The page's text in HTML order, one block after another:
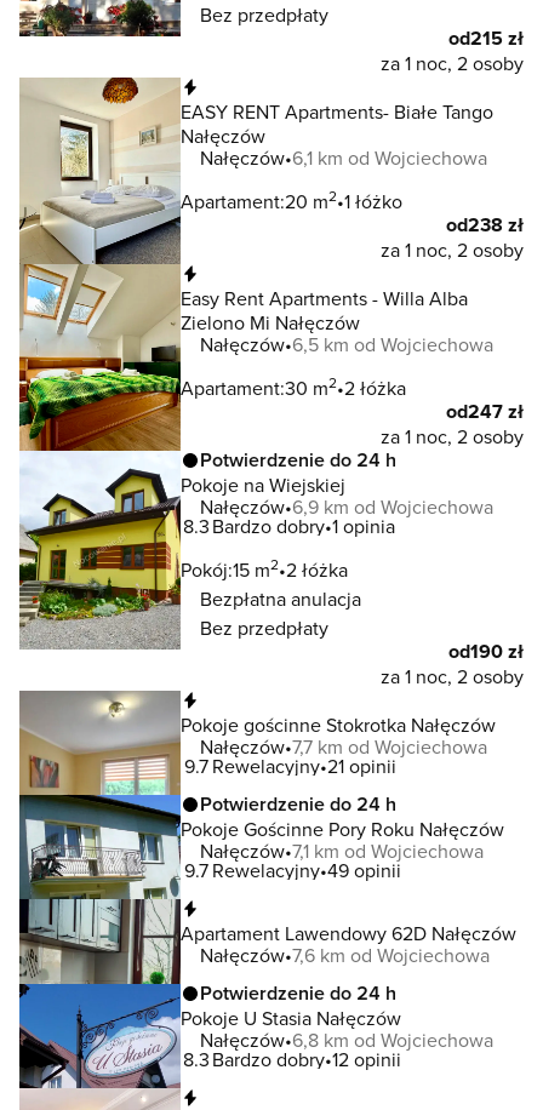
Bez przedpłaty
od215 zł
za 1 noc, 2 osoby
EASY RENT Apartments- Białe Tango
Nałęczów
Nałęczów 6,1 km od Wojciechowa
Apartament:20 m2 1 łóżko
od238 zł
za 1 noc, 2 osoby
Easy Rent Apartments - Willa Alba
Zielono Mi Nałęczów
Nałęczów 6,5 km od Wojciechowa
Apartament:30 m2 2 łóżka
od247 zł
za 1 noc, 2 osoby
Potwierdzenie do 24 h
Pokoje na Wiejskiej
Nałęczów 6,9 km od Wojciechowa
8.3Bardzo dobry 1 opinia
Pokój:15 m2 2 łóżka
Bezpłatna anulacja
Bez przedpłaty
od190 zł
za 1 noc, 2 osoby
Pokoje gościnne Stokrotka Nałęczów
Nałęczów 7,7 km od Wojciechowa
9.7Rewelacyjny 21 opinii
Potwierdzenie do 24 h
Pokoje Gościnne Pory Roku Nałęczów
Nałęczów 7,1 km od Wojciechowa
9.7Rewelacyjny 49 opinii
Apartament Lawendowy 62D Nałęczów
Nałęczów 7,6 km od Wojciechowa
Potwierdzenie do 24 h
Pokoje U Stasia Nałęczów
Nałęczów 6,8 km od Wojciechowa
8.3Bardzo dobry 12 opinii